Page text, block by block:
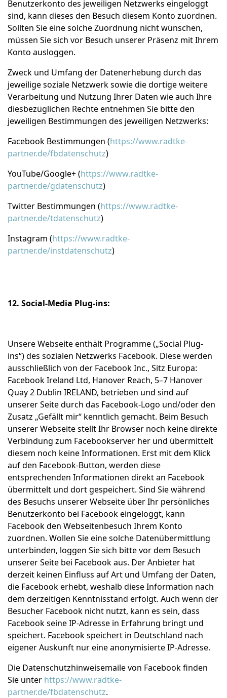
Benutzerkonto des jeweiligen Netzwerks eingeloggt
sind, kann dieses den Besuch diesem Konto zuordnen.
Sollten Sie eine solche Zuordnung nicht wünschen,
müssen Sie sich vor Besuch unserer Präsenz mit Ihrem
Konto ausloggen.
Zweck und Umfang der Datenerhebung durch das
jeweilige soziale Netzwerk sowie die dortige weitere
Verarbeitung und Nutzung Ihrer Daten wie auch Ihre
diesbezüglichen Rechte entnehmen Sie bitte den
jeweiligen Bestimmungen des jeweiligen Netzwerks:
Facebook Bestimmungen (https://www.radtke-
partner.de/fbdatenschutz)
YouTube/Google+ (https://www.radtke-
partner.de/gdatenschutz)
Twitter Bestimmungen (https://www.radtke-
partner.de/tdatenschutz)
Instagram (https://www.radtke-
partner.de/instdatenschutz)
12. Social-Media Plug-ins:
Unsere Webseite enthält Programme („Social Plug-
ins“) des sozialen Netzwerks Facebook. Diese werden
ausschließlich von der Facebook Inc., Sitz Europa:
Facebook Ireland Ltd, Hanover Reach, 5–7 Hanover
Quay 2 Dublin IRELAND, betrieben und sind auf
unserer Seite durch das Facebook-Logo und/oder den
Zusatz „Gefällt mir“ kenntlich gemacht. Beim Besuch
unserer Webseite stellt Ihr Browser noch keine direkte
Verbindung zum Facebookserver her und übermittelt
diesem noch keine Informationen. Erst mit dem Klick
auf den Facebook-Button, werden diese
entsprechenden Informationen direkt an Facebook
übermittelt und dort gespeichert. Sind Sie während
des Besuchs unserer Webseite über Ihr persönliches
Benutzerkonto bei Facebook eingeloggt, kann
Facebook den Webseitenbesuch Ihrem Konto
zuordnen. Wollen Sie eine solche Datenübermittlung
unterbinden, loggen Sie sich bitte vor dem Besuch
unserer Seite bei Facebook aus. Der Anbieter hat
derzeit keinen Einfluss auf Art und Umfang der Daten,
die Facebook erhebt, weshalb diese Information nach
dem derzeitigen Kenntnisstand erfolgt. Auch wenn der
Besucher Facebook nicht nutzt, kann es sein, dass
Facebook seine IP-Adresse in Erfahrung bringt und
speichert. Facebook speichert in Deutschland nach
eigener Auskunft nur eine anonymisierte IP-Adresse.
Die Datenschutzhinweisemaile von Facebook finden
Sie unter https://www.radtke-
partner.de/fbdatenschutz.